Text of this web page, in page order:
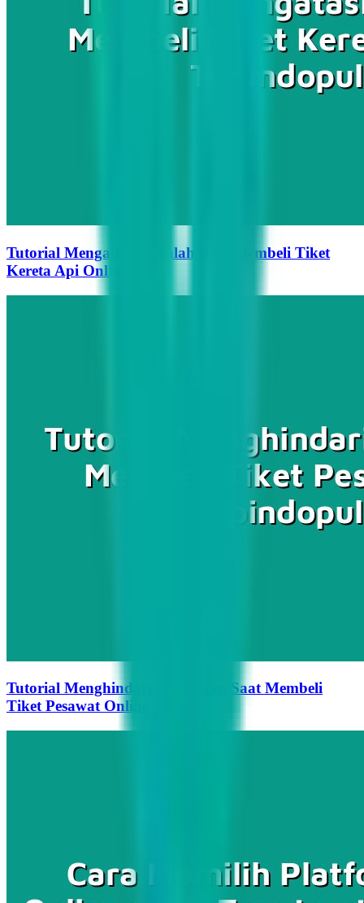
Tutorial Mengatasi Masalah Saat Membeli Tiket
Kereta Api Online
Tutorial Menghindari Kesalahan Saat Membeli
Tiket Pesawat Online